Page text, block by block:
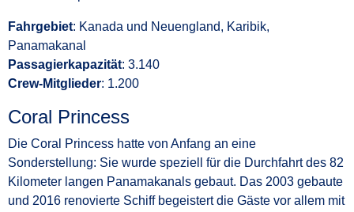
Fahrgebiet: Kanada und Neuengland, Karibik,
Panamakanal
Passagierkapazität: 3.140
Crew-Mitglieder: 1.200
Coral Princess
Die Coral Princess hatte von Anfang an eine
Sonderstellung: Sie wurde speziell für die Durchfahrt des 82
Kilometer langen Panamakanals gebaut. Das 2003 gebaute
und 2016 renovierte Schiff begeistert die Gäste vor allem mit